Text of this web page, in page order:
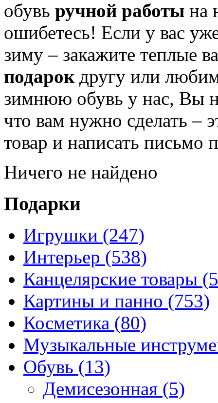
обувь ручной работы на
ошибетесь! Если у вас
зиму – закажите теплые
подарокдругу или
зимнюю обувь у нас, Вы
что вам нужно сделать –
товар и написать письмо
Ничего не найдено
Подарки
Игрушки (247)
Интерьер (538)
Канцелярские товары
Картины и панно (753)
Косметика (80)
Музыкальные
Обувь (13)
Демисезонная (5)